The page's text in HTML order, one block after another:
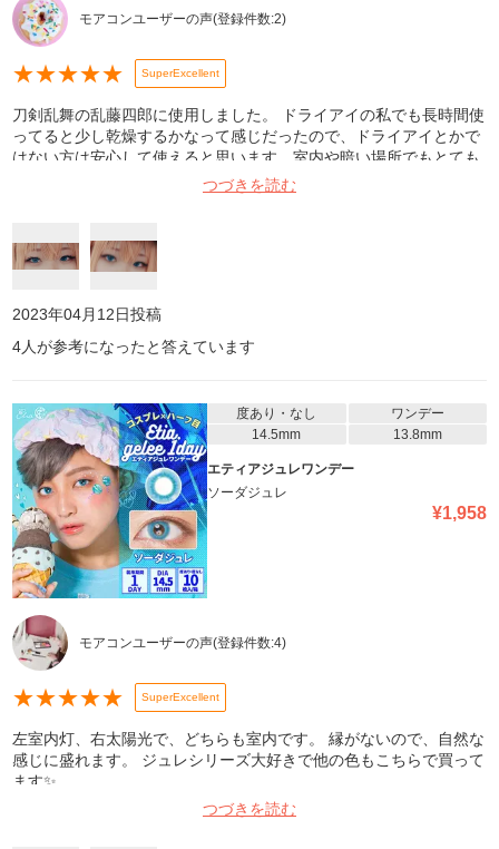
モアコンユーザーの声(登録件数:2)
★★★★★ SuperExcellent
刀剣乱舞の乱藤四郎に使用しました。 ドライアイの私でも長時間使
ってると少し乾燥するかなって感じだったので、ドライアイとかで
はない方は安心して使えると思います。室内や暗い場所でもとても
良く発色し、自然光やライトの前だととっても綺麗な色になりま
す。画像は少し暗めな室内です。直径も大きすぎず、フチなしで男
ぎて何度もリピートしてます!
つづきを読む
2023年04月12日投稿
4人が参考になったと答えています
度あり・なし
ワンデー
14.5mm
13.8mm
エティアジュレワンデー
ソーダジュレ
¥1,958
モアコンユーザーの声(登録件数:4)
★★★★★ SuperExcellent
左室内灯、右太陽光で、どちらも室内です。 縁がないので、自然な
感じに盛れます。 ジュレシリーズ大好きで他の色もこちらで買って
ます✨
つづきを読む